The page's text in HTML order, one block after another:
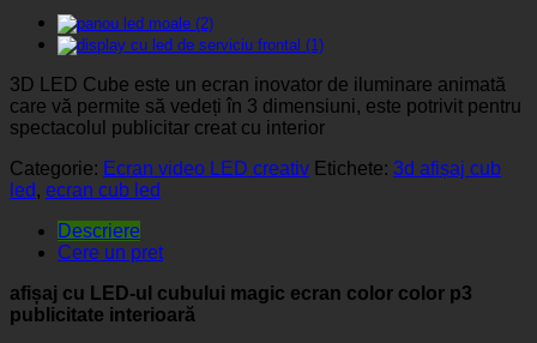
3D LED Cube este un ecran inovator de iluminare animată
care vă permite să vedeți în 3 dimensiuni, este potrivit pentru
spectacolul publicitar creat cu interior
Categorie: Ecran video LED creativ Etichete: 3d afișaj cub
led, ecran cub led
Descriere
Cere un pret
afișaj cu LED-ul cubului magic ecran color color p3
publicitate interioară